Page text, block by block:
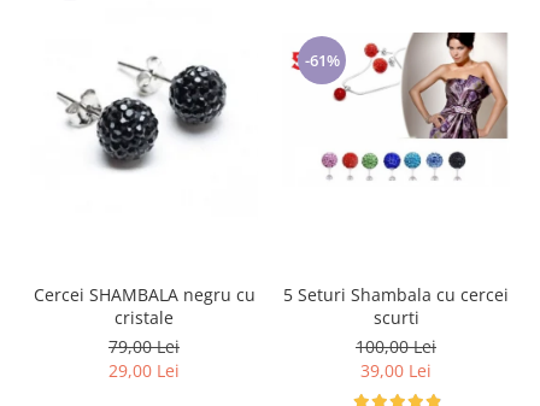
Cercei SHAMBALA negru cu
cristale
79,00 Lei
29,00 Lei
-61%
5 Seturi Shambala cu cercei
scurti
100,00 Lei
39,00 Lei